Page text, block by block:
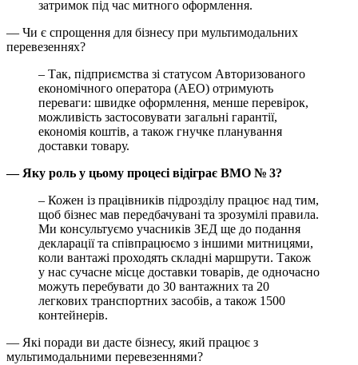
затримок під час митного оформлення.
— Чи є спрощення для бізнесу при мультимодальних
перевезеннях?
– Так, підприємства зі статусом Авторизованого
економічного оператора (АЕО) отримують
переваги: швидке оформлення, менше перевірок,
можливість застосовувати загальні гарантії,
економія коштів, а також гнучке планування
доставки товару.
— Яку роль у цьому процесі відіграє ВМО № 3?
– Кожен із працівників підрозділу працює над тим,
щоб бізнес мав передбачувані та зрозумілі правила.
Ми консультуємо учасників ЗЕД ще до подання
декларації та співпрацюємо з іншими митницями,
коли вантажі проходять складні маршрути. Також
у нас сучасне місце доставки товарів, де одночасно
можуть перебувати до 30 вантажних та 20
легкових транспортних засобів, а також 1500
контейнерів.
— Які поради ви дасте бізнесу, який працює з
мультимодальними перевезеннями?